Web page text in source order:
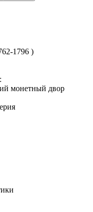
1796 )
монетный двор